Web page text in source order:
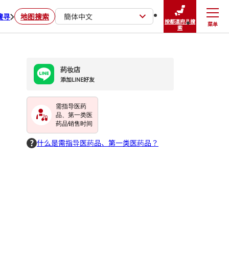
寻 地图搜索 簡体中文
按都道府县搜
索
菜单
关闭
药妆店
添加LINE好友
需指导医药
品、第一类医
药品销售时间
什么是需指导医药品、第一类医药品？